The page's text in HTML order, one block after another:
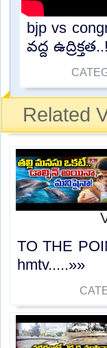
bjp vs
వద్ద
Related
TO THE
hmtv.....»»